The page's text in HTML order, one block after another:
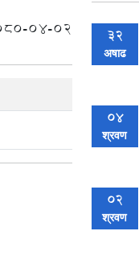
04-02 32
अषाढ
04
श्रवण
02
श्रवण